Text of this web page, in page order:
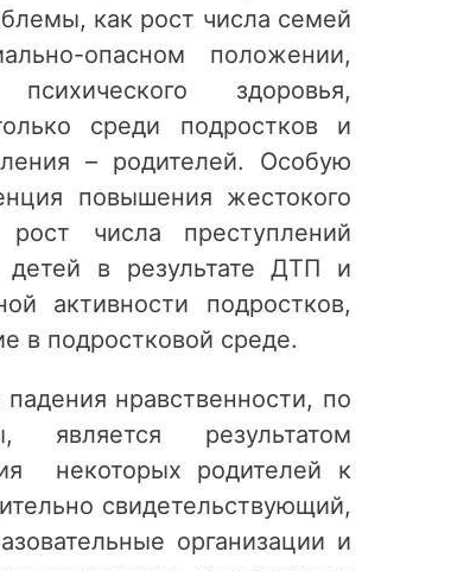
как рост числа семей
опасном положении,
здоровья,
среди подростков и
– родителей. Особую
повышения жестокого
числа преступлений
детей в результате ДТП и
активности подростков,
в подростковой среде.
нравственности, по
является результатом
некоторых родителей к
свидетельствующий,
организации и